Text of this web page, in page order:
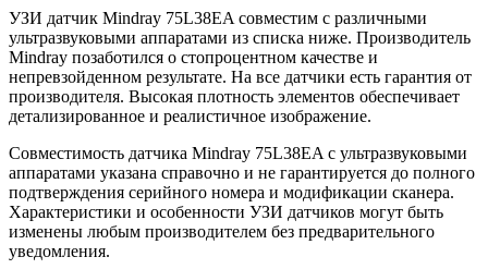
УЗИ датчик Mindray 75L38EA совместим с различными
ультразвуковыми аппаратами из списка ниже. Производитель
Mindray позаботился о стопроцентном качестве и
непревзойденном результате. На все датчики есть гарантия от
производителя. Высокая плотность элементов обеспечивает
детализированное и реалистичное изображение.
Совместимость датчика Mindray 75L38EA с ультразвуковыми
аппаратами указана справочно и не гарантируется до полного
подтверждения серийного номера и модификации сканера.
Характеристики и особенности УЗИ датчиков могут быть
изменены любым производителем без предварительного
уведомления.